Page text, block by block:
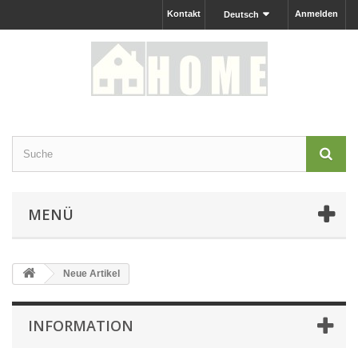
Anmelden
Deutsch
Kontakt
MENÜ
Neue Artikel
INFORMATION